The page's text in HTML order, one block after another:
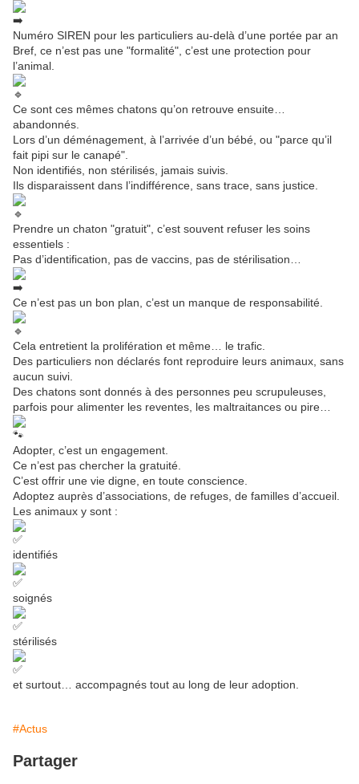
Numéro SIREN pour les particuliers au-delà d’une portée par an
Bref, ce n’est pas une "formalité", c’est une protection pour
l’animal.
Ce sont ces mêmes chatons qu’on retrouve ensuite…
abandonnés.
Lors d’un déménagement, à l’arrivée d’un bébé, ou "parce qu’il
fait pipi sur le canapé".
Non identifiés, non stérilisés, jamais suivis.
Ils disparaissent dans l’indifférence, sans trace, sans justice.
Prendre un chaton "gratuit", c’est souvent refuser les soins
essentiels :
Pas d’identification, pas de vaccins, pas de stérilisation…
Ce n’est pas un bon plan, c’est un manque de responsabilité.
Cela entretient la prolifération et même… le trafic.
Des particuliers non déclarés font reproduire leurs animaux, sans
aucun suivi.
Des chatons sont donnés à des personnes peu scrupuleuses,
parfois pour alimenter les reventes, les maltraitances ou pire…
Adopter, c’est un engagement.
Ce n’est pas chercher la gratuité.
C’est offrir une vie digne, en toute conscience.
Adoptez auprès d’associations, de refuges, de familles d’accueil.
Les animaux y sont :
identifiés
soignés
stérilisés
et surtout… accompagnés tout au long de leur adoption.
#Actus
Partager